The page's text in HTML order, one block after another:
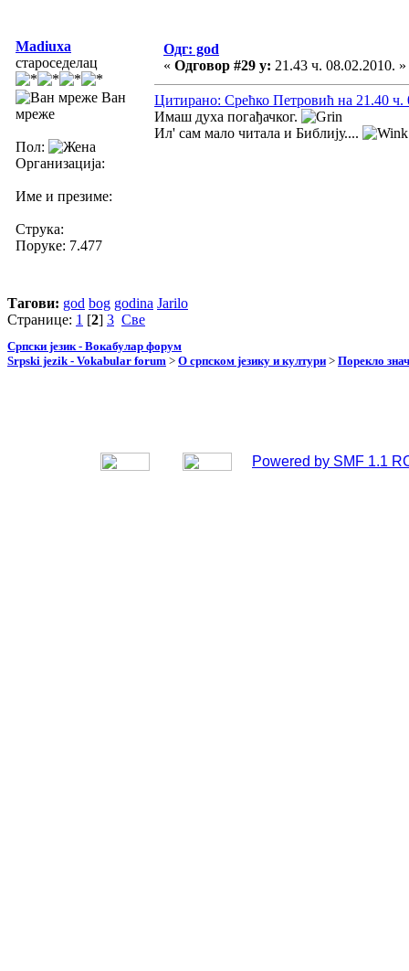
Madiuxa
староседелац
Ван
мреже
Пол:
Организација:
Име и презиме:
Струка:
Поруке: 7.477
Одг: god
« Одговор #29 у: 21.43 ч. 08.02.2010. »
Цитирано: Срећко Петровић на 21.40 ч.
Имаш духа погађачког.
Ил' сам мало читала и Библију....
Тагови: god bog godina Jarilo
Странице: 1 [2] 3 Све
Српски језик - Вокабулар форум
Srpski jezik - Vokabular forum > О српском језику и култури > Порекло
Powered by SMF 1.1